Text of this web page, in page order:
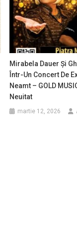
Mirabela Dauer Și
Într-Un Concert De
Neamt – GOLD
Neuitat
martie 12, 2026